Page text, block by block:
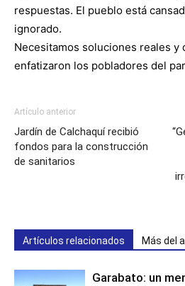
respuestas. El pueblo está
ignorado.
Necesitamos soluciones reales y
enfatizaron los pobladores del
Artículo anterior
Jardín de Calchaquí recibió
fondos para la construcción
de sanitarios
Artículos relacionados Más del
Garabato: un